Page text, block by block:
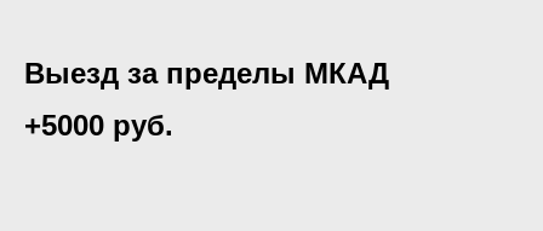
Выезд за пределы МКАД
+5000 руб.